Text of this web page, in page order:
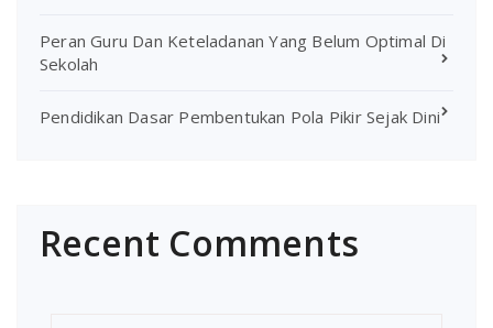
Peran Guru Dan Keteladanan Yang Belum Optimal Di
Sekolah
Pendidikan Dasar Pembentukan Pola Pikir Sejak Dini
Recent Comments